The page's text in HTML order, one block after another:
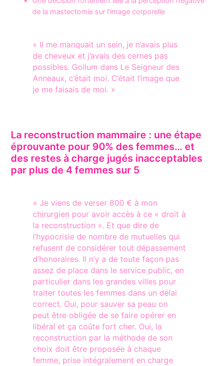
de la mastectomie sur l’image corporelle
« Il me manquait un sein, je n’avais plus
de cheveux et j’avais des cernes pas
possibles. Gollum dans Le Seigneur des
Anneaux, c’était moi. C’était l’image que
je me faisais de moi. »
La reconstruction mammaire : une étape
éprouvante pour 90% des femmes… et
des restes à charge jugés inacceptables
par plus de 4 femmes sur 5
« Je viens de verser 800 € à mon
chirurgien pour avoir accès à ce « droit à
la reconstruction ». Et que dire de
l’hypocrisie de nombre de mutuelles qui
refusent de considérer tout dépassement
d’honoraires. Il n’y a de toute façon pas
assez de place dans le service public, en
particulier dans les grandes villes pour
traiter toutes les femmes dans un délai
correct. Oui, pour sauver sa peau on
peut être obligée de se faire opérer en
libéral et ça coûte fort cher. Oui, la
reconstruction par la méthode de son
choix doit être proposée à chaque
femme, prise intégralement en charge